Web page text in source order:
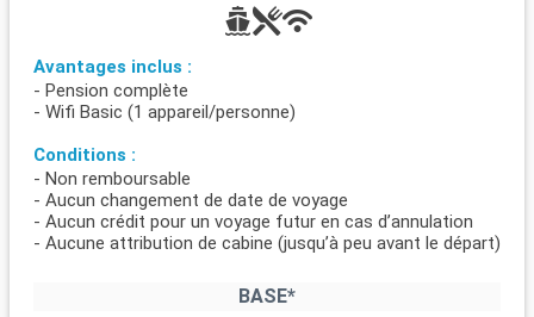
Avantages inclus :
- Pension complète
- Wifi Basic (1 appareil/personne)
Conditions :
- Non remboursable
- Aucun changement de date de voyage
- Aucun crédit pour un voyage futur en cas d’annulation
- Aucune attribution de cabine (jusqu’à peu avant le départ)
BASE*